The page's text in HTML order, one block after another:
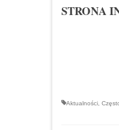
STRONA
Aktualności,